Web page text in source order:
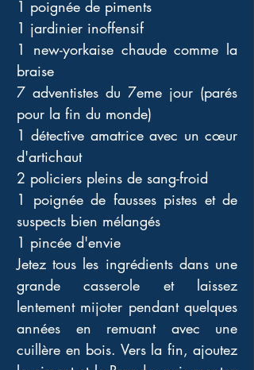
1 poignée de piments
1 jardinier inoffensif
1 new-yorkaise chaude comme la
braise
7 adventistes du 7eme jour (parés
pour la fin du monde)
1 détective amatrice avec un cœur
d'artichaut
2 policiers pleins de sang-froid
1 poignée de fausses pistes et de
suspects bien mélangés
1 pincée d'envie
Jetez tous les ingrédients dans une
grande casserole et laissez
lentement mijoter pendant quelques
années en remuant avec une
cuillère en bois. Vers la fin, ajoutez